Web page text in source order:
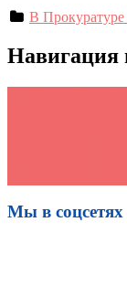
В Прокуратуре
Навигация
Мы в соцсетях